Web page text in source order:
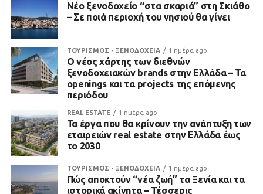
Νέο ξενοδοχείο “στα σκαριά” στη Σκιάθο
– Σε ποιά περιοχή του νησιού θα γίνει
ΤΟΥΡΙΣΜΟΣ - ΞΕΝΟΔΟΧΕΙΑ 1 ημέρα ago
Ο νέος χάρτης των διεθνών
ξενοδοχειακών brands στην Ελλάδα – Τα
openings και τα projects της επόμενης
περιόδου
REAL ESTATE 1 ημέρα ago
Τα έργα που θα κρίνουν την ανάπτυξη των
εταιρειών real estate στην Ελλάδα έως
το 2030
ΤΟΥΡΙΣΜΟΣ - ΞΕΝΟΔΟΧΕΙΑ 1 ημέρα ago
Πώς αποκτούν “νέα ζωή” τα Ξενία και τα
ιστορικά ακίνητα – Τέσσερις